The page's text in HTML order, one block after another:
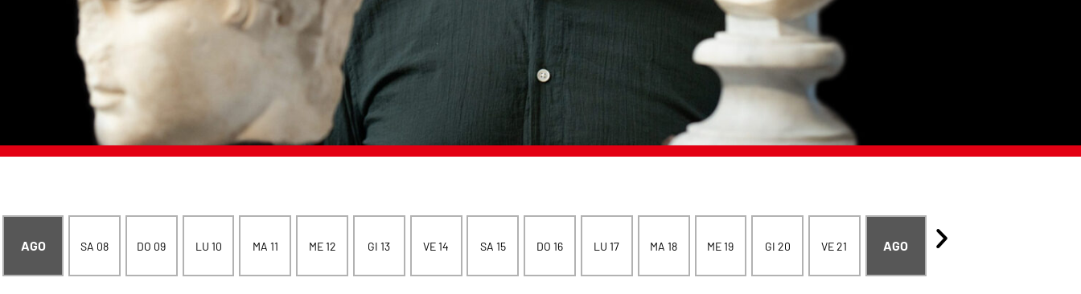
AGO SA 08 DO 09 LU 10 MA 11 ME 12 GI 13 VE 14 SA 15 DO 16 LU 17 MA 18 ME 19 GI 20 VE 21 AGO